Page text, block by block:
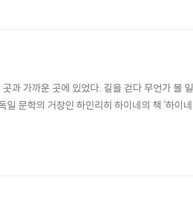
밀하게 의도한 것이다.
상을 통해 종횡무진으로 연결된다. 일인칭
현재의 성찰은 과거 사건에 대한 회상으로 지
작품에서 하이네는 고전주의나 낭만주의 등
재비인 르그랑에게서 북소리를 통해 프랑
한다. 괴테가 여행기에서 고대 예술 작품
과 가까운 곳에 있었다. 길을 걷다 무언가 볼
문학의 거장인 하인리히 하이네의 책 '하이